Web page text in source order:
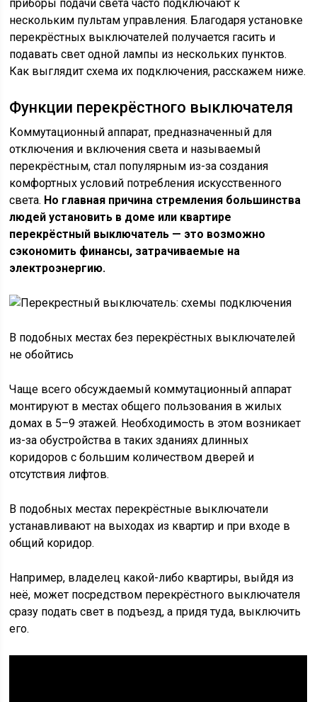
приборы подачи света часто подключают к
нескольким пультам управления. Благодаря установке
перекрёстных выключателей получается гасить и
подавать свет одной лампы из нескольких пунктов.
Как выглядит схема их подключения, расскажем ниже.
Функции перекрёстного выключателя
Коммутационный аппарат, предназначенный для
отключения и включения света и называемый
перекрёстным, стал популярным из-за создания
комфортных условий потребления искусственного
света. Но главная причина стремления большинства
людей установить в доме или квартире
перекрёстный выключатель — это возможно
сэкономить финансы, затрачиваемые на
электроэнергию.
В подобных местах без перекрёстных выключателей
не обойтись
Чаще всего обсуждаемый коммутационный аппарат
монтируют в местах общего пользования в жилых
домах в 5–9 этажей. Необходимость в этом возникает
из-за обустройства в таких зданиях длинных
коридоров с большим количеством дверей и
отсутствия лифтов.
В подобных местах перекрёстные выключатели
устанавливают на выходах из квартир и при входе в
общий коридор.
Например, владелец какой-либо квартиры, выйдя из
неё, может посредством перекрёстного выключателя
сразу подать свет в подъезд, а придя туда, выключить
его.